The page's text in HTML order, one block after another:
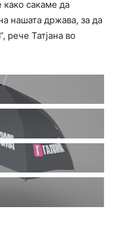
како сакаме да
нашата држава, за да
рече Татјана во